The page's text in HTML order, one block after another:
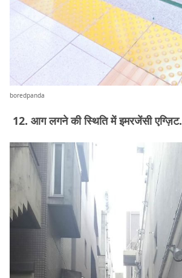
boredpanda
12. आग लगने की स्थिति में इमरजेंसी एग्ज़िट.